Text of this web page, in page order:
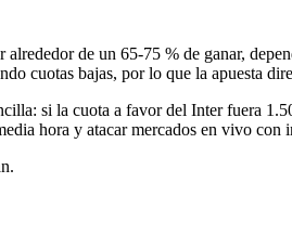
de un 65-75 % de ganar,
cuotas bajas, por lo que la apuesta
si la cuota a favor del Inter fuera
hora y atacar mercados en vivo